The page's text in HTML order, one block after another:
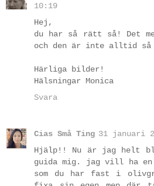
10:19
Hej,
du har så rätt så! Det
och den är inte alltid så
Härliga bilder!
Hälsningar Monica
Svara
Cias Små Ting 31 januari
Hjälp!! Nu är jag helt
guida mig. jag vill ha
som du har fast i